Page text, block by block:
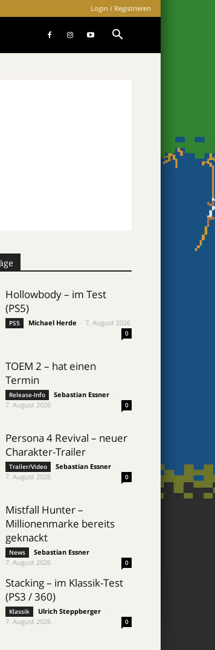
Login / Registrieren
Hollowbody – im Test
(PS5)
PS5 Michael Herde 7. August 2026
0
TOEM 2 – hat einen
Termin
Release-Info Sebastian Essner
7. August 2026
0
Persona 4 Revival – neuer
Charakter-Trailer
Trailer/Video Sebastian Essner
7. August 2026
0
Mistfall Hunter –
Millionenmarke bereits
geknackt
News Sebastian Essner
7. August 2026
0
Stacking – im Klassik-Test
(PS3 / 360)
Klassik Ulrich Steppberger
7. August 2026
0